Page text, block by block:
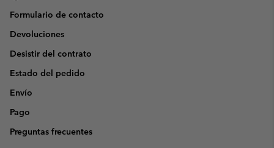
Formulario de contacto
Devoluciones
Desistir del contrato
Estado del pedido
Envío
Pago
Preguntas frecuentes